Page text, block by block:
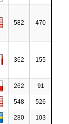
582 470
362 155
262 91
548 526
280 103